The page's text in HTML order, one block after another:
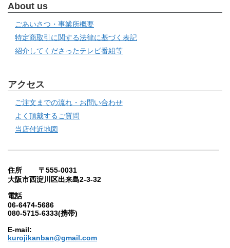
About us
ごあいさつ・事業所概要
特定商取引に関する法律に基づく表記
紹介してくださったテレビ番組等
アクセス
ご注文までの流れ・お問い合わせ
よく頂戴するご質問
当店付近地図
住所 〒555-0031
大阪市西淀川区出来島2-3-32
電話
06-6474-5686
080-5715-6333(携帯)
E-mail:
kurojikanban@gmail.com